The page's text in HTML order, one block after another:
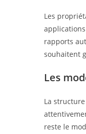
Les
rapports
souhaitent
Les
La
reste le